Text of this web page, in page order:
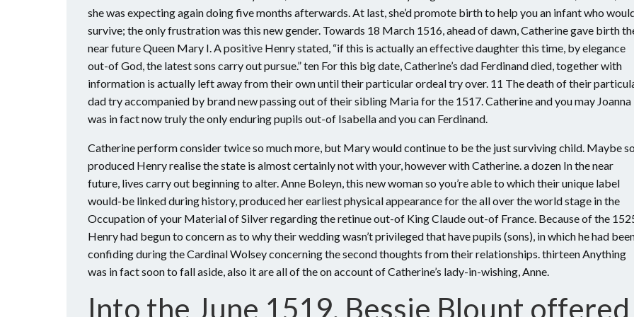
she was expecting again doing five months afterwards. At last, she’d promote birth to help you an infant who
survive; the only frustration was this new gender. Towards 18 March 1516, ahead of dawn, Catherine gave birth
near future Queen Mary I. A positive Henry stated, “if this is actually an effective daughter this time, by elegance
out-of God, the latest sons carry out pursue.” ten For this big date, Catherine’s dad Ferdinand died, together with
information is actually left away from their own until their particular ordeal try over. 11 The death of their
dad try accompanied by brand new passing out of their sibling Maria for the 1517. Catherine and you may Joanna
was in fact now truly the only enduring pupils out-of Isabella and you can Ferdinand.
Catherine perform consider twice so much more, but Mary would continue to be the just surviving child. Maybe
produced Henry realise the state is almost certainly not with your, however with Catherine. a dozen In the near
future, lives carry out beginning to alter. Anne Boleyn, this new woman so you’re able to which their unique label
would-be linked during history, produced her earliest physical appearance for the all over the world stage in the
Occupation of your Material of Silver regarding the retinue out-of King Claude out-of France. Because of the
Henry had begun to concern as to why their wedding wasn’t privileged that have pupils (sons), in which he had
confiding during the Cardinal Wolsey concerning the second thoughts from their relationships. thirteen Anything
was in fact soon to fall aside, also it are all of the on account of Catherine’s lady-in-wishing, Anne.
Into the June 1519, Bessie Blount offered